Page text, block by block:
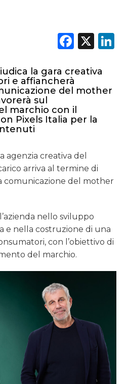
X
la gara creativa
e affiancherà
del mother
sul
marchio con il
Pixels Italia per la
agenzia creativa del
arriva al termine di
comunicazione del mother
nello sviluppo
e nella costruzione di una
con l’obiettivo di
del marchio.